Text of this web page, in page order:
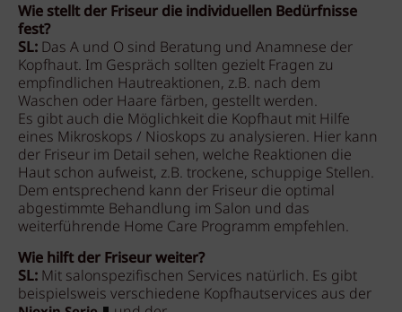
Wie stellt der Friseur die individuellen Bedürfnisse
fest?
SL: Das A und O sind Beratung und Anamnese der
Kopfhaut. Im Gespräch sollten gezielt Fragen zu
empfindlichen Hautreaktionen, z.B. nach dem
Waschen oder Haare färben, gestellt werden.
Es gibt auch die Möglichkeit die Kopfhaut mit Hilfe
eines Mikroskops / Nioskops zu analysieren. Hier kann
der Friseur im Detail sehen, welche Reaktionen die
Haut schon aufweist, z.B. trockene, schuppige Stellen.
Dem entsprechend kann der Friseur die optimal
abgestimmte Behandlung im Salon und das
weiterführende Home Care Programm empfehlen.
Wie hilft der Friseur weiter?
SL: Mit salonspezifischen Services natürlich. Es gibt
beispielsweis verschiedene Kopfhautservices aus der